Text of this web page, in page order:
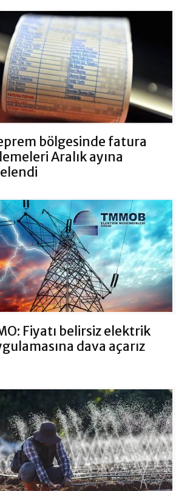
bölgesinde fatura
Aralık ayına
Fiyatı belirsiz elektrik
dava açarız